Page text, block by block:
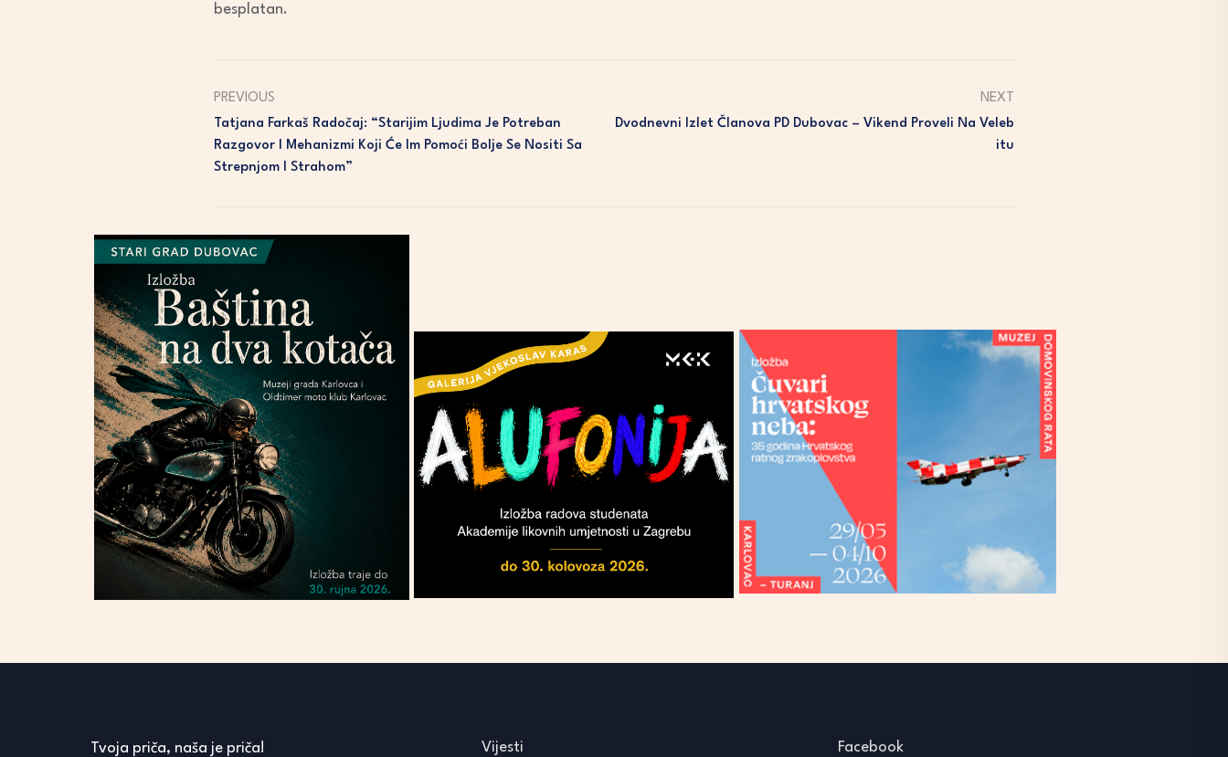
besplatan.
PREVIOUS
Tatjana Farkaš Radočaj: “Starijim Ljudima Je Potreban
Razgovor I Mehanizmi Koji Će Im Pomoći Bolje Se Nositi Sa
Strepnjom I Strahom”
NEXT
Dvodnevni Izlet Članova PD Dubovac – Vikend Proveli Na Veleb
Itu
Tvoja priča, naša je priča! Vijesti Facebook